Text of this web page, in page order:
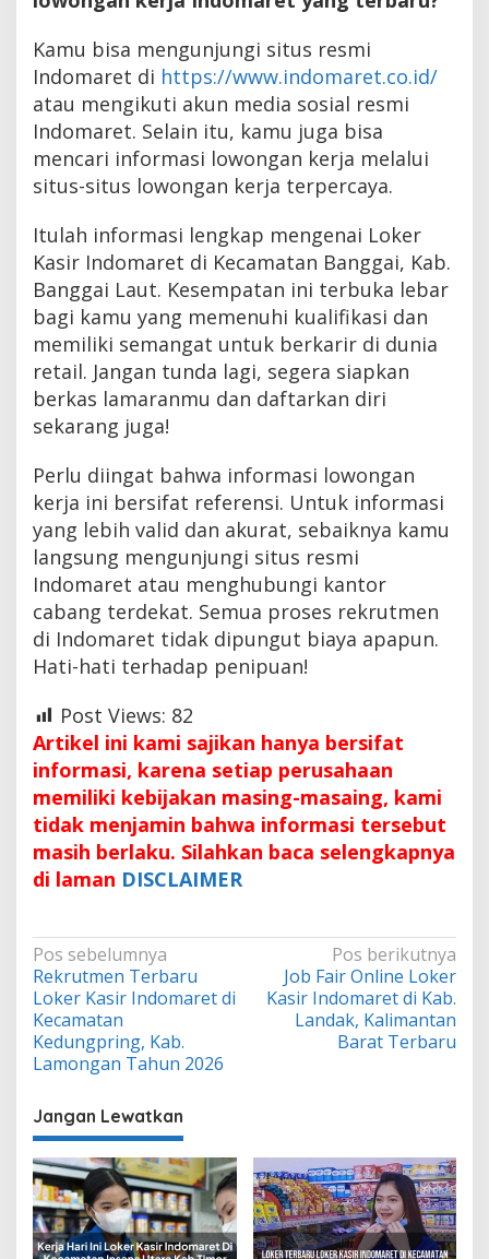
Kamu bisa mengunjungi situs resmi
Indomaret di https://www.indomaret.co.id/
atau mengikuti akun media sosial resmi
Indomaret. Selain itu, kamu juga bisa
mencari informasi lowongan kerja melalui
situs-situs lowongan kerja terpercaya.
Itulah informasi lengkap mengenai Loker
Kasir Indomaret di Kecamatan Banggai, Kab.
Banggai Laut. Kesempatan ini terbuka lebar
bagi kamu yang memenuhi kualifikasi dan
memiliki semangat untuk berkarir di dunia
retail. Jangan tunda lagi, segera siapkan
berkas lamaranmu dan daftarkan diri
sekarang juga!
Perlu diingat bahwa informasi lowongan
kerja ini bersifat referensi. Untuk informasi
yang lebih valid dan akurat, sebaiknya kamu
langsung mengunjungi situs resmi
Indomaret atau menghubungi kantor
cabang terdekat. Semua proses rekrutmen
di Indomaret tidak dipungut biaya apapun.
Hati-hati terhadap penipuan!
Post Views: 82
Artikel ini kami sajikan hanya bersifat
informasi, karena setiap perusahaan
memiliki kebijakan masing-masaing, kami
tidak menjamin bahwa informasi tersebut
masih berlaku. Silahkan baca selengkapnya
di laman DISCLAIMER
Navigasi
pos
Pos sebelumnya
Rekrutmen Terbaru
Loker Kasir Indomaret di
Kecamatan
Kedungpring, Kab.
Lamongan Tahun 2026
Pos berikutnya
Job Fair Online Loker
Kasir Indomaret di Kab.
Landak, Kalimantan
Barat Terbaru
Jangan Lewatkan